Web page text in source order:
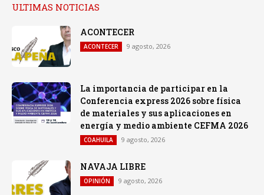
ULTIMAS NOTICIAS
ACONTECER
ACONTECER 9 agosto, 2026
La importancia de participar en la
Conferencia express 2026 sobre física
de materiales y sus aplicaciones en
energía y medio ambiente CEFMA 2026
COAHUILA 9 agosto, 2026
NAVAJA LIBRE
OPINIÓN 9 agosto, 2026